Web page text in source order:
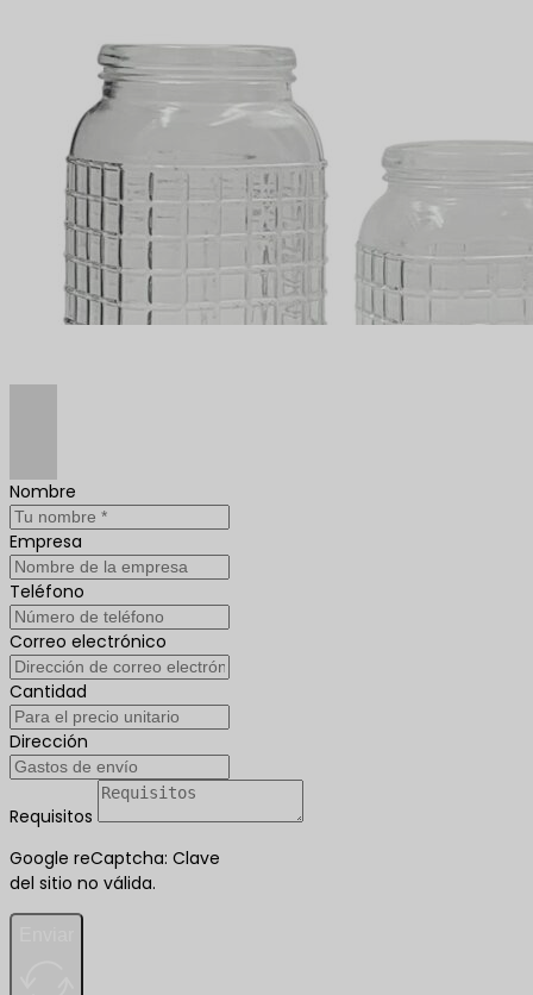
Nombre
Empresa
Teléfono
Correo electrónico
Cantidad
Dirección
Requisitos
Google reCaptcha: Clave
del sitio no válida.